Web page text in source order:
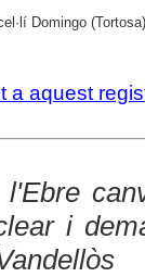
Domingo (Tortosa)
a aquest
i